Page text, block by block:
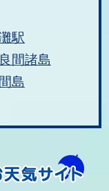
駅
間諸島
島